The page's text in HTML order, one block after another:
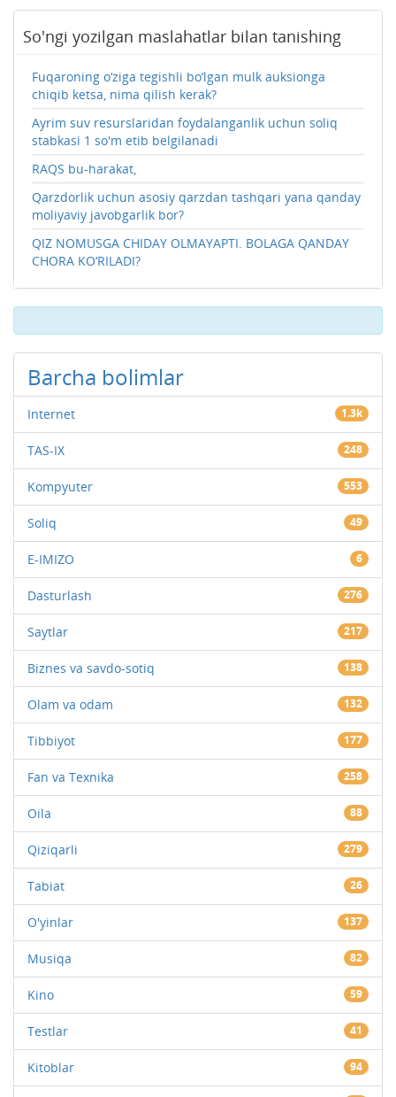
So'ngi yozilgan maslahatlar bilan tanishing
Fuqaroning o‘ziga tegishli bo‘lgan mulk auksionga
chiqib ketsa, nima qilish kerak?
Ayrim suv resurslaridan foydalanganlik uchun soliq
stabkasi 1 so'm etib belgilanadi
RAQS bu-harakat,
Qarzdorlik uchun asosiy qarzdan tashqari yana qanday
moliyaviy javobgarlik bor?
QIZ NOMUSGA CHIDAY OLMAYAPTI. BOLAGA QANDAY
CHORA KO‘RILADI?
Barcha bolimlar
Internet 1.3k
TAS-IX 248
Kompyuter 553
Soliq 49
E-IMIZO 6
Dasturlash 276
Saytlar 217
Biznes va savdo-sotiq 138
Olam va odam 132
Tibbiyot 177
Fan va Texnika 258
Oila 88
Qiziqarli 279
Tabiat 26
O'yinlar 137
Musiqa 82
Kino 59
Testlar 41
Kitoblar 94